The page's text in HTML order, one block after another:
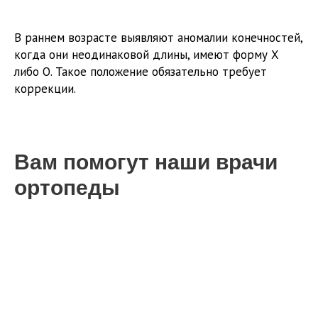
В раннем возрасте выявляют аномалии конечностей,
когда они неодинаковой длины, имеют форму Х
либо О. Такое положение обязательно требует
коррекции.
Вам помогут наши врачи
ортопеды